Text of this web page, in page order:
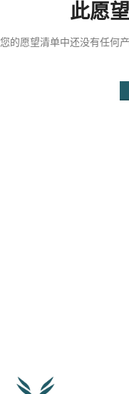
此愿
您的愿望清单中还没有任何